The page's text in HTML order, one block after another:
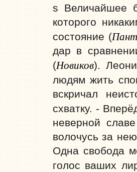
s Величайшее
которого
состояние (
дар в
(Новиков).
людям жить
вскричал
схватку. -
неверной
волочусь за
Одна свобода
голос ваших